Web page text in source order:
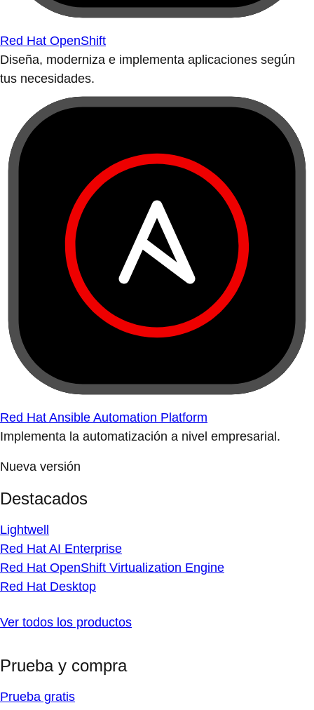
Red Hat OpenShift
Diseña, moderniza e implementa aplicaciones según
tus necesidades.
Red Hat Ansible Automation Platform
Implementa la automatización a nivel empresarial.
Nueva versión
Destacados
Lightwell
Red Hat AI Enterprise
Red Hat OpenShift Virtualization Engine
Red Hat Desktop
Ver todos los productos
Prueba y compra
Prueba gratis